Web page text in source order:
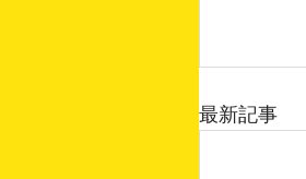
最新記事